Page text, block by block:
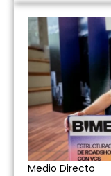
Medio Directo